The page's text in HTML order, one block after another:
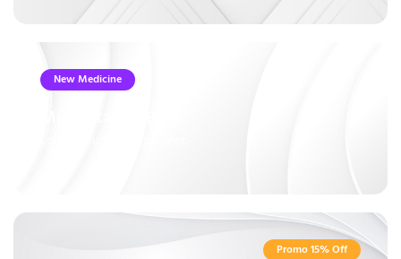
New Medicine
Promo 15% Off